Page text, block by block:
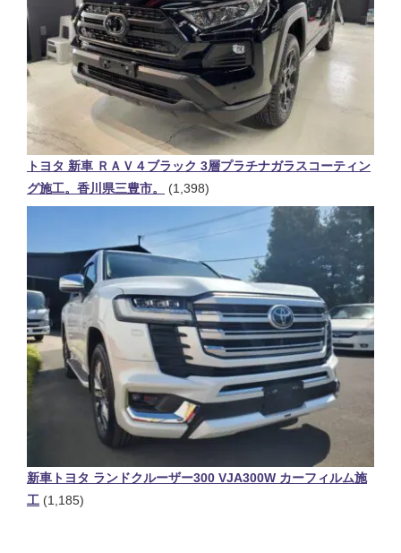
トヨタ 新車 ＲＡＶ４ブラック 3層プラチナガラスコーティン
グ施工。香川県三豊市。
(1,398)
新車トヨタ ランドクルーザー300 VJA300W カーフィルム施
工 (1,185)